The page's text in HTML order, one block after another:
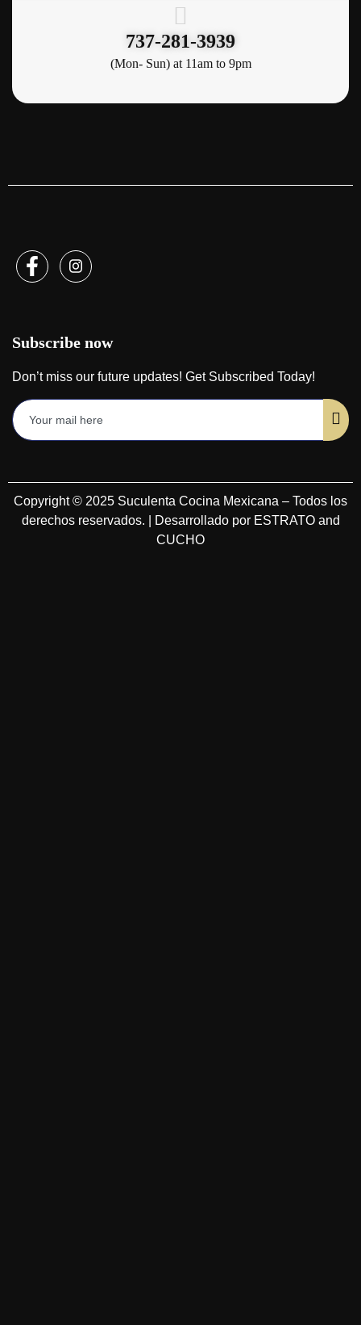
737-281-3939
(Mon- Sun) at 11am to 9pm
Subscribe now
Don’t miss our future updates! Get Subscribed Today!
Copyright © 2025 Suculenta Cocina Mexicana – Todos los
derechos reservados. | Desarrollado por ESTRATO and
CUCHO